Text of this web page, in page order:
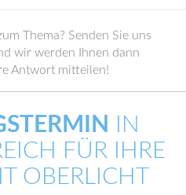
Thema? Senden Sie uns
wir werden Ihnen dann
Antwort mitteilen!
IN
FÜR IHRE
OBERLICHT